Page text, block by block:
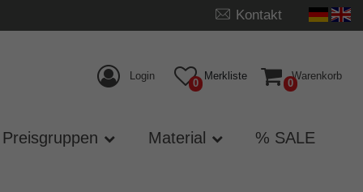
Kontakt
Login
0
Merkliste
0
Warenkorb
Preisgruppen Material % SALE